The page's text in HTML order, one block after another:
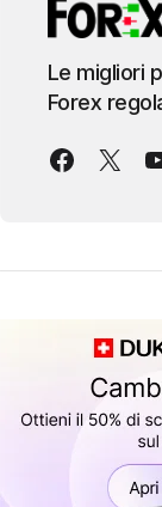
Le migliori
Forex